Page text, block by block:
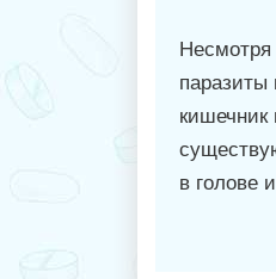
паразиты
кишечник
в голове